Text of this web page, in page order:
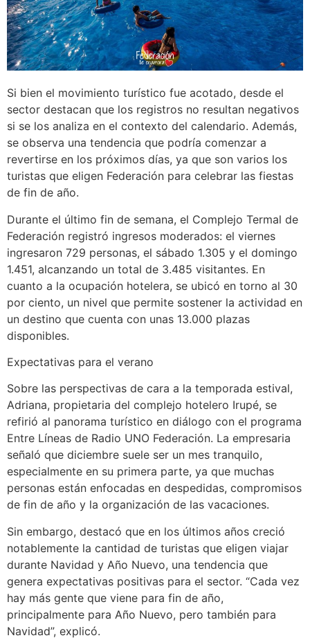
Si bien el movimiento turístico fue acotado, desde el
sector destacan que los registros no resultan negativos
si se los analiza en el contexto del calendario. Además,
se observa una tendencia que podría comenzar a
revertirse en los próximos días, ya que son varios los
turistas que eligen Federación para celebrar las fiestas
de fin de año.
Durante el último fin de semana, el Complejo Termal de
Federación registró ingresos moderados: el viernes
ingresaron 729 personas, el sábado 1.305 y el domingo
1.451, alcanzando un total de 3.485 visitantes. En
cuanto a la ocupación hotelera, se ubicó en torno al 30
por ciento, un nivel que permite sostener la actividad en
un destino que cuenta con unas 13.000 plazas
disponibles.
Expectativas para el verano
Sobre las perspectivas de cara a la temporada estival,
Adriana, propietaria del complejo hotelero Irupé, se
refirió al panorama turístico en diálogo con el programa
Entre Líneas de Radio UNO Federación. La empresaria
señaló que diciembre suele ser un mes tranquilo,
especialmente en su primera parte, ya que muchas
personas están enfocadas en despedidas, compromisos
de fin de año y la organización de las vacaciones.
Sin embargo, destacó que en los últimos años creció
notablemente la cantidad de turistas que eligen viajar
durante Navidad y Año Nuevo, una tendencia que
genera expectativas positivas para el sector. “Cada vez
hay más gente que viene para fin de año,
principalmente para Año Nuevo, pero también para
Navidad”, explicó.